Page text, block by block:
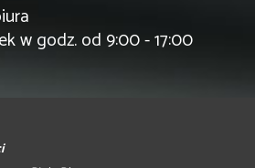
w godz. od 9:00 - 17:00